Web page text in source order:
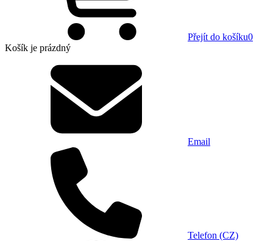
Přejít do košíku0
Košík je prázdný
Email
Telefon (CZ)